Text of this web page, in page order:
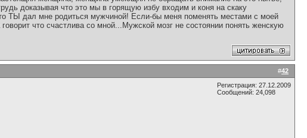
доказывая что это мы в горящую избу входим и коня на скаку
ТЫ дал мне родиться мужчиной! Если-бы меня поменять местами с моей
что счастлива со мной...Мужской мозг не состоянии понять женскую
#42
Регистрация: 27.12.2009
Сообщений: 24,098